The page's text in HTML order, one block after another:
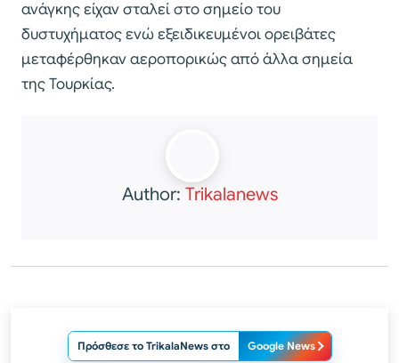
ανάγκης είχαν σταλεί στο σημείο του
δυστυχήματος ενώ εξειδικευμένοι ορειβάτες
μεταφέρθηκαν αεροπορικώς από άλλα σημεία
της Τουρκίας.
Author: Trikalanews
Πρόσθεσε το TrikalaNews στο Google News